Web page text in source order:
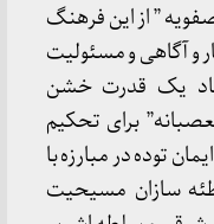
” از این فرهنگ
و آگاهی و مسئولیت
یک قدرت خشن
برای تحکیم
توده در مبارزه با
سازان مسیحیت